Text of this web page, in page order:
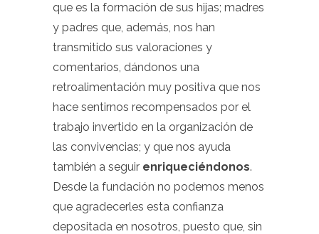
que es la formación de sus hijas; madres
y padres que, además, nos han
transmitido sus valoraciones y
comentarios, dándonos una
retroalimentación muy positiva que nos
hace sentirnos recompensados por el
trabajo invertido en la organización de
las convivencias; y que nos ayuda
también a seguir enriqueciéndonos.
Desde la fundación no podemos menos
que agradecerles esta confianza
depositada en nosotros, puesto que, sin